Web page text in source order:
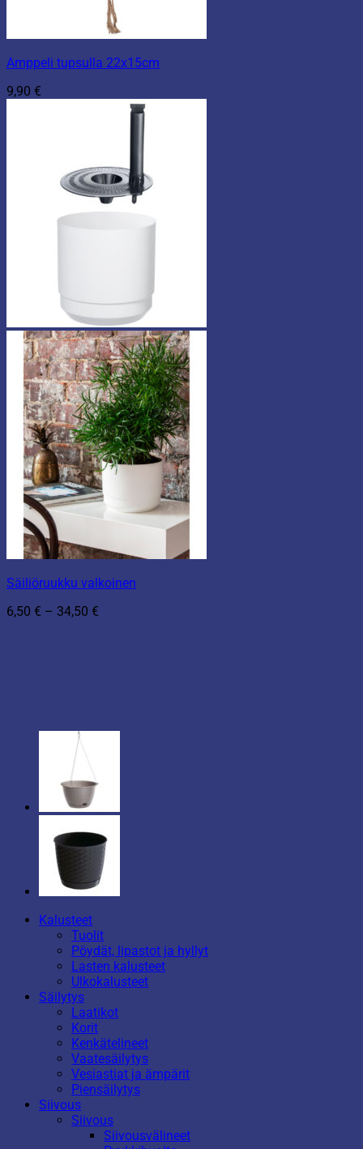
Amppeli tupsulla 22x15cm
9,90 €
Säiliöruukku valkoinen
6,50 € – 34,50 €
Kalusteet
Tuolit
Pöydät, lipastot ja hyllyt
Lasten kalusteet
Ulkokalusteet
Säilytys
Laatikot
Korit
Kenkätelineet
Vaatesäilytys
Vesiastiat ja ämpärit
Piensäilytys
Siivous
Siivous
Siivousvälineet